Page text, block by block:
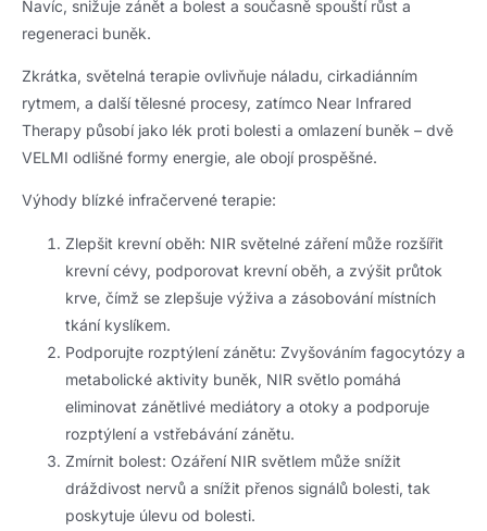
Navíc, snižuje zánět a bolest a současně spouští růst a
regeneraci buněk.
Zkrátka, světelná terapie ovlivňuje náladu, cirkadiánním
rytmem, a další tělesné procesy, zatímco Near Infrared
Therapy působí jako lék proti bolesti a omlazení buněk – dvě
VELMI odlišné formy energie, ale obojí prospěšné.
Výhody blízké infračervené terapie:
Zlepšit krevní oběh: NIR světelné záření může rozšířit
krevní cévy, podporovat krevní oběh, a zvýšit průtok
krve, čímž se zlepšuje výživa a zásobování místních
tkání kyslíkem.
Podporujte rozptýlení zánětu: Zvyšováním fagocytózy a
metabolické aktivity buněk, NIR světlo pomáhá
eliminovat zánětlivé mediátory a otoky a podporuje
rozptýlení a vstřebávání zánětu.
Zmírnit bolest: Ozáření NIR světlem může snížit
dráždivost nervů a snížit přenos signálů bolesti, tak
poskytuje úlevu od bolesti.